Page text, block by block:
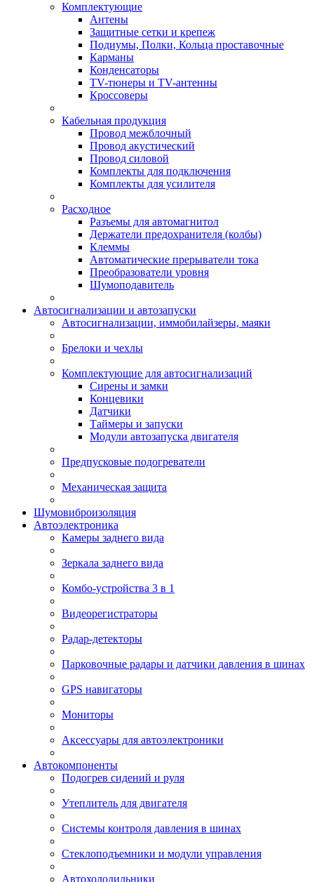
Комплектующие
Антены
Защитные сетки и крепеж
Подиумы, Полки, Кольца проставочные
Карманы
Конденсаторы
TV-тюнеры и TV-антенны
Кроссоверы
Кабельная продукция
Провод межблочный
Провод акустический
Провод силовой
Комплекты для подключения
Комплекты для усилителя
Расходное
Разъемы для автомагнитол
Держатели предохранителя (колбы)
Клеммы
Автоматические прерыватели тока
Преобразователи уровня
Шумоподавитель
Автосигнализации и автозапуски
Автосигнализации, иммобилайзеры, маяки
Брелоки и чехлы
Комплектующие для автосигнализаций
Сирены и замки
Концевики
Датчики
Таймеры и запуски
Модули автозапуска двигателя
Предпусковые подогреватели
Механическая защита
Шумовиброизоляция
Автоэлектроника
Камеры заднего вида
Зеркала заднего вида
Комбо-устройства 3 в 1
Видеорегистраторы
Радар-детекторы
Парковочные радары и датчики давления в шинах
GPS навигаторы
Мониторы
Аксессуары для автоэлектроники
Автокомпоненты
Подогрев сидений и руля
Утеплитель для двигателя
Системы контроля давления в шинах
Стеклоподъемники и модули управления
Автохолодильники